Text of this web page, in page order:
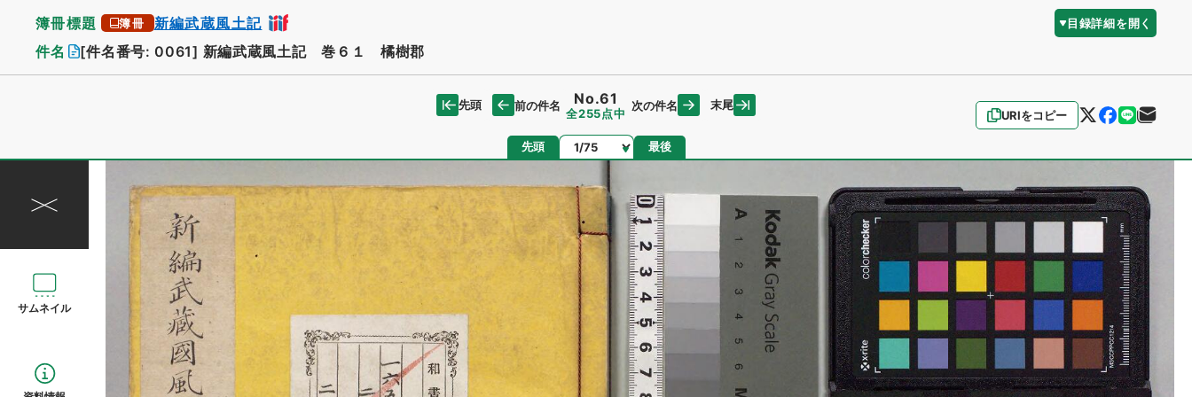
簿冊標題 簿冊 新編武蔵風土記 目録詳細を開く
件名 [件名番号: 0061] 新編武蔵風土記 巻６１ 橘樹郡
URIをコピー
先頭 前の件名 No.61
全255点中
次の件名 末尾
先頭 ページ 最後
サムネイル